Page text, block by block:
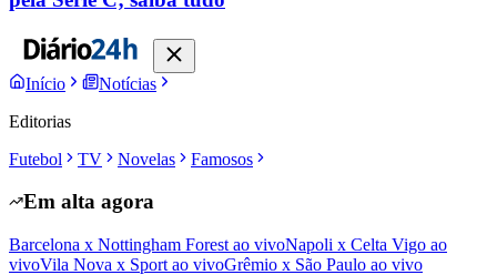
Início
Notícias
Editorias
Futebol
TV Novelas Famosos
Em alta agora
Barcelona x Nottingham Forest ao vivoNapoli x Celta Vigo ao
vivoVila Nova x Sport ao vivoGrêmio x São Paulo ao vivo